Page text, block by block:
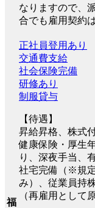
なりますので、
合でも雇用契約
福
正社員登用あり
交通費支給
社会保険完備
研修あり
制服貸与
【待遇】
昇給昇格、株式
健康保険・厚生
り、深夜手当、
社宅完備（※規
み）、従業員持
（再雇用として